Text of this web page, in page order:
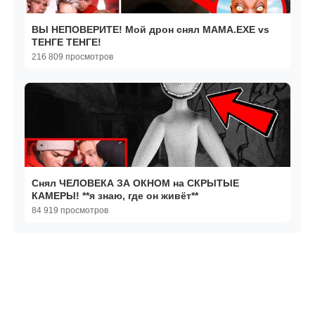
ВЫ НЕПОВЕРИТЕ! Мой дрон снял МАМА.EXE vs
ТЕНГЕ ТЕНГЕ!
216 809 просмотров
Снял ЧЕЛОВЕКА ЗА ОКНОМ на СКРЫТЫЕ
КАМЕРЫ! **я знаю, где он живёт**
84 919 просмотров